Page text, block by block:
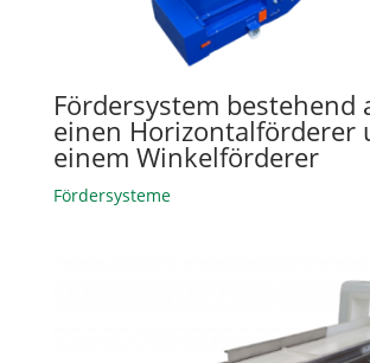
Fördersystem bestehend
einen Horizontalförderer
einem Winkelförderer
Fördersysteme